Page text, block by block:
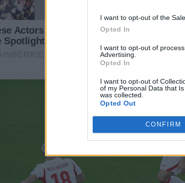
I want to opt-out of the
Opted In
I want to opt-out of
Advertising.
Opted In
I want to opt-out of
of my Personal Data that
was collected.
Opted Out
CONFIRM